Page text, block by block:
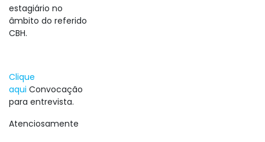
estagiário no
âmbito do referido
CBH.
Clique
aqui Convocação
para entrevista.
Atenciosamente